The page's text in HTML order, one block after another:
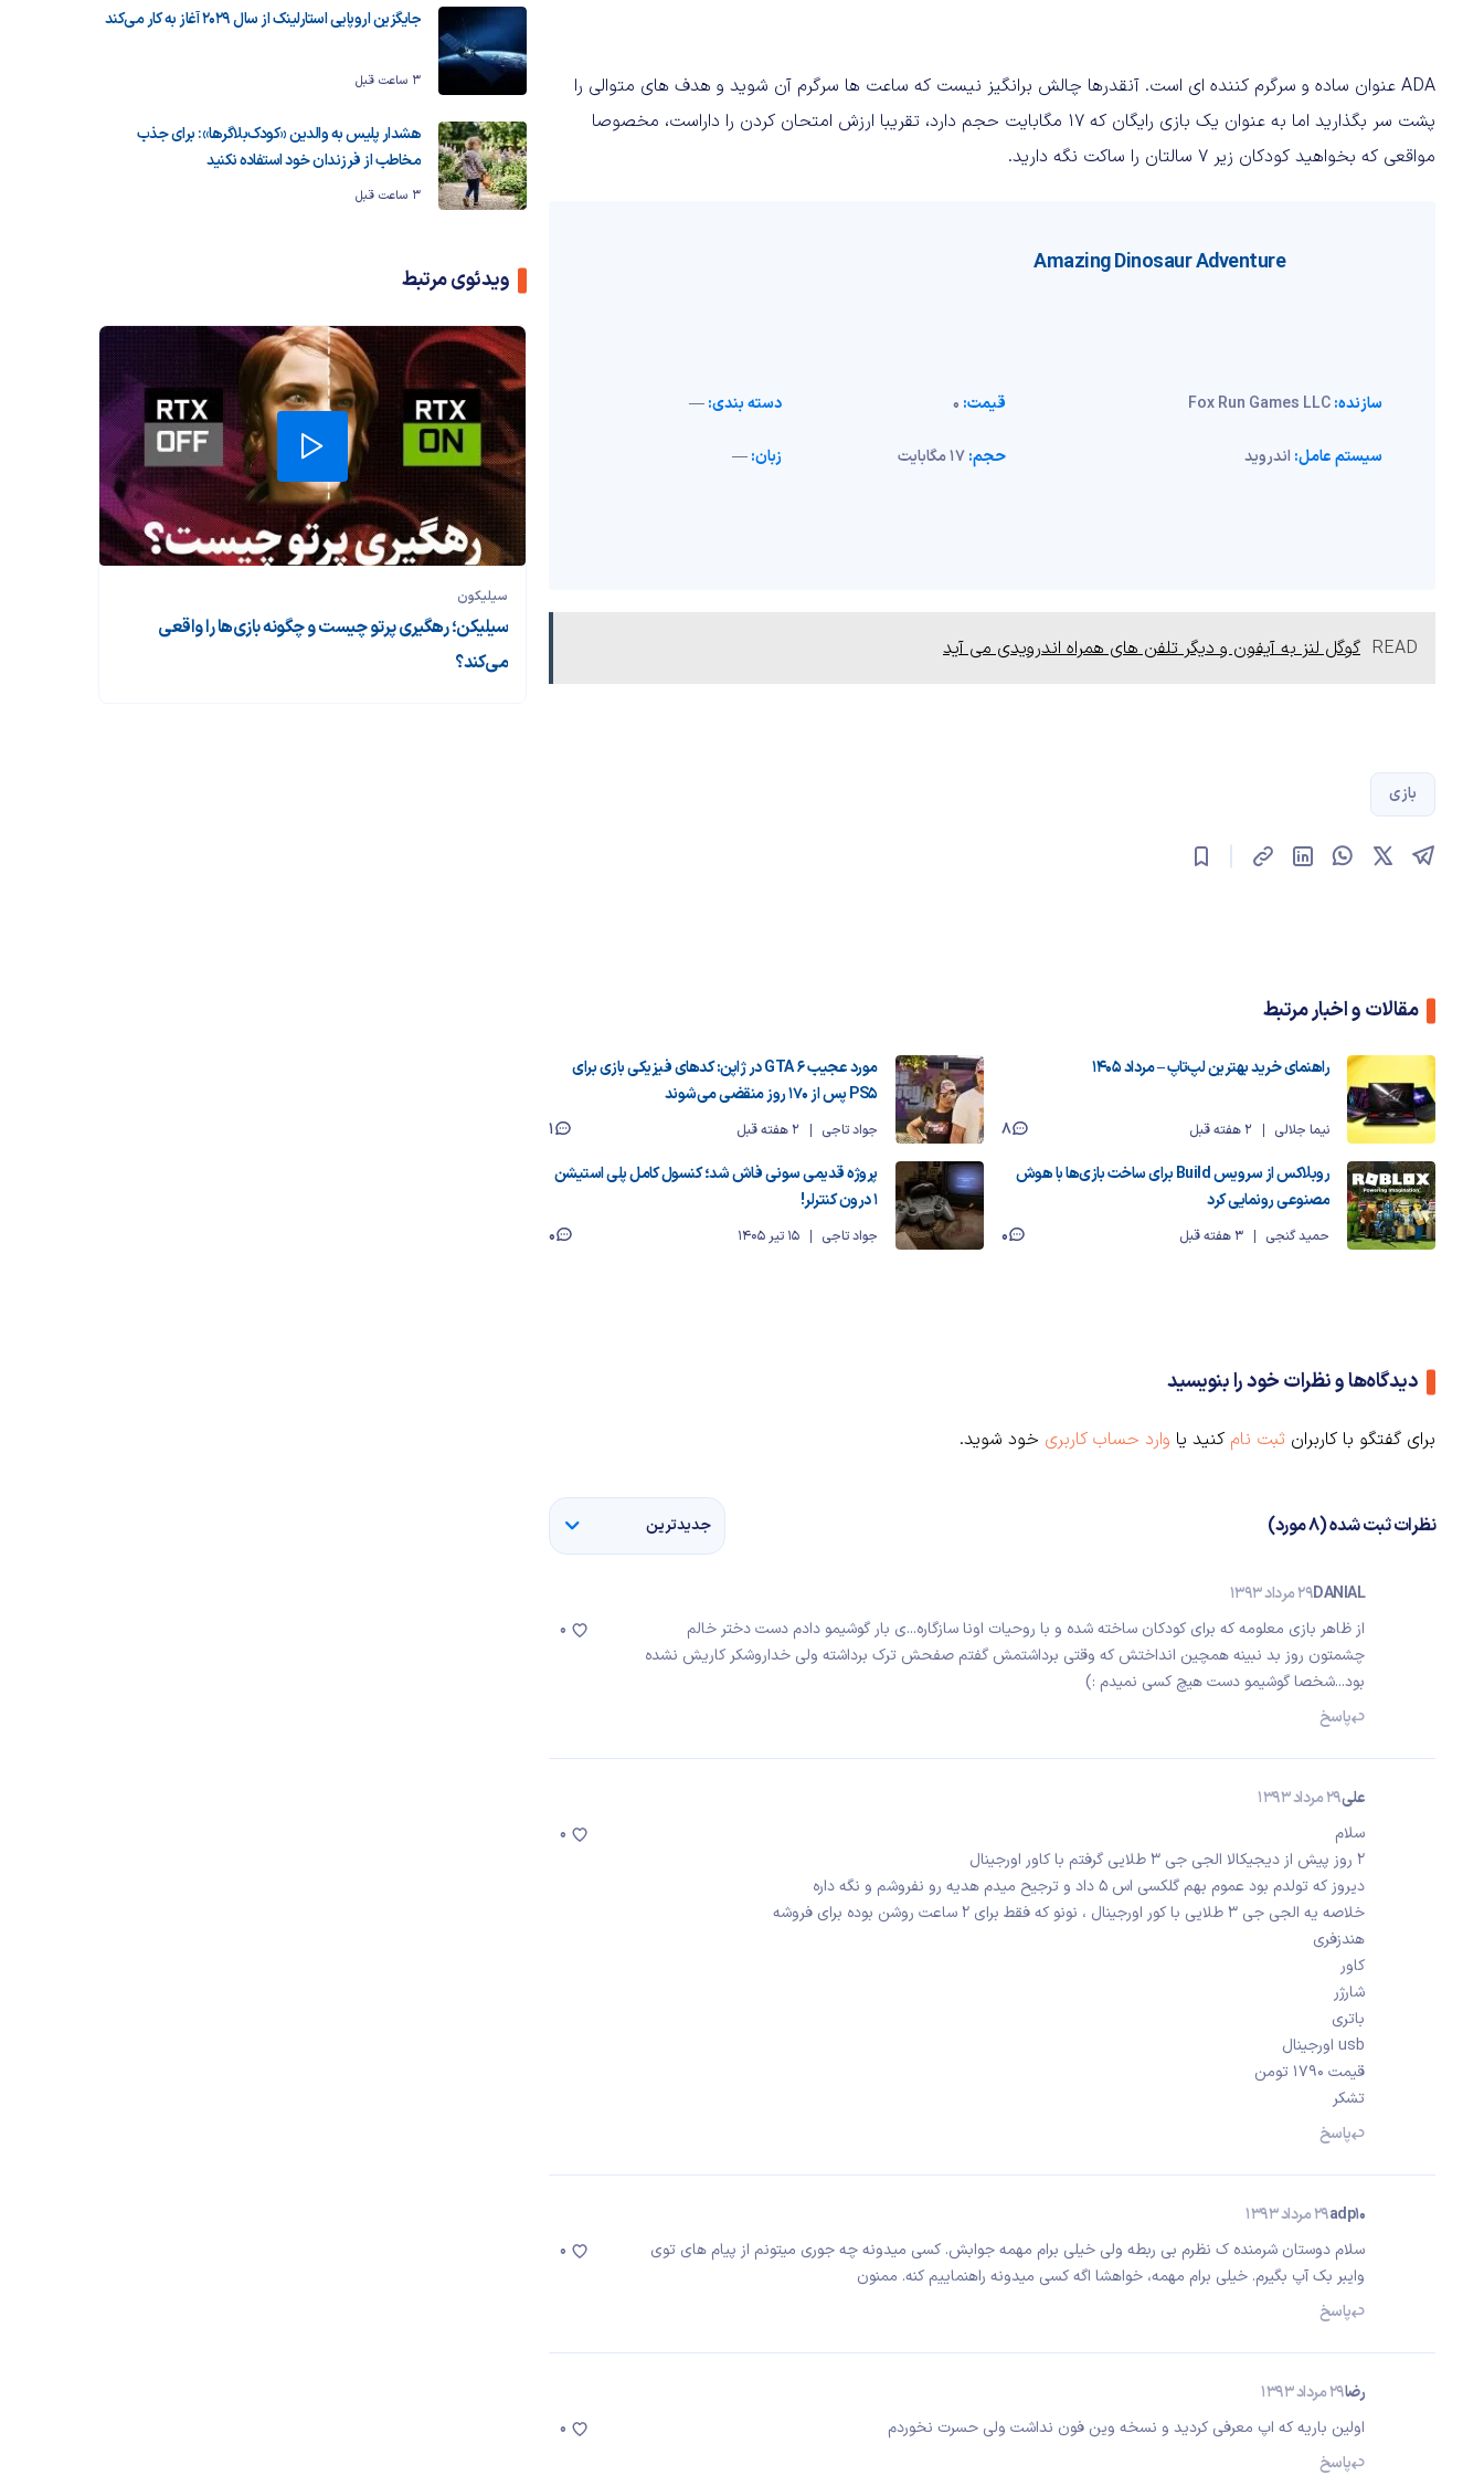
جایگزین اروپایی استارلینک از سال ۲۰۲۹ آغاز به کار می‌کند
3 ساعت قبل
هشدار پلیس به والدین «کودک‌بلاگرها»: برای جذب
مخاطب از فرزندان خود استفاده نکنید
3 ساعت قبل
ویدئوی مرتبط
سیلیکون
سیلیکن؛ رهگیری پرتو چیست و چگونه بازی‌ها را واقعی
می‌کند؟
ADA عنوان ساده و سرگرم کننده ای است. آنقدرها چالش برانگیز نیست که ساعت ها سرگرم آن شوید و هدف های متوالی را
پشت سر بگذارید اما به عنوان یک بازی رایگان که 17 مگابایت حجم دارد، تقریبا ارزش امتحان کردن را داراست، مخصوصا
مواقعی که بخواهید کودکان زیر 7 سالتان را ساکت نگه دارید.
Amazing Dinosaur Adventure
سازنده: قیمت: دسته بندی:—
سیستم عامل: اندروید حجم: زبان:—
READ گوگل لنز به آیفون و دیگر تلفن های همراه اندرویدی می آید
بازی
مقالات و اخبار مرتبط
راهنمای خرید بهترین لپ‌تاپ – مرداد ۱۴۰۵
نیما جلالی 2 هفته قبل 8
مورد عجیب GTA 6 در ژاپن: کدهای فیزیکی بازی برای
PS5 پس از ۱۷۰ روز منقضی می‌شوند
جواد تاجی 2 هفته قبل
1
روبلاکس از سرویس Build برای ساخت بازی‌ها با هوش
مصنوعی رونمایی کرد
حمید گنجی 3 هفته قبل 0
پروژه قدیمی سونی فاش شد؛ کنسول کامل پلی استیشن
1 درون کنترلر!
جواد تاجی 15 تیر 1405 0
دیدگاه‌ها و نظرات خود را بنویسید
برای گفتگو با کاربران ثبت نام کنید یا وارد حساب کاربری خود شوید.
نظرات ثبت شده (8 مورد) جدیدترین
DANIAL29 مرداد 1393
از ظاهر بازی معلومه که برای کودکان ساخته شده و با روحیات اونا سازگاره...ی بار گوشیمو دادم دست دختر خالم
چشمتون روز بد نبینه همچین انداختش که وقتی برداشتمش گفتم صفحش ترک برداشته ولی خداروشکر کاریش نشده
بود...شخصا گوشیمو دست هیچ کسی نمیدم :)
پاسخ
0
علی29 مرداد 1393
سلام
2 روز پیش از دیجیکالا الجی جی 3 طلایی گرفتم با کاور اورجینال
دیروز که تولدم بود عموم بهم گلکسی اس 5 داد و ترجیح میدم هدیه رو نفروشم و نگه داره
خلاصه یه الجی جی 3 طلایی با کور اورجینال ، نونو که فقط برای 2 ساعت روشن بوده برای فروشه
هندزفری
کاور
شارژر
باتری
usb اورجینال
قیمت 1790 تومن
تشکر
پاسخ
0
adp1029 مرداد 1393
سلام دوستان شرمنده ک نظرم بی ربطه ولی خیلی برام مهمه جوابش. کسی میدونه چه جوری میتونم از پیام های توی
وایبر بک آپ بگیرم. خیلی برام مهمه، خواهشا اگه کسی میدونه راهنماییم کنه. ممنون
پاسخ
0
رضا29 مرداد 1393
اولین باریه که اپ معرفی کردید و نسخه وین فون نداشت ولی حسرت نخوردم
پاسخ
0